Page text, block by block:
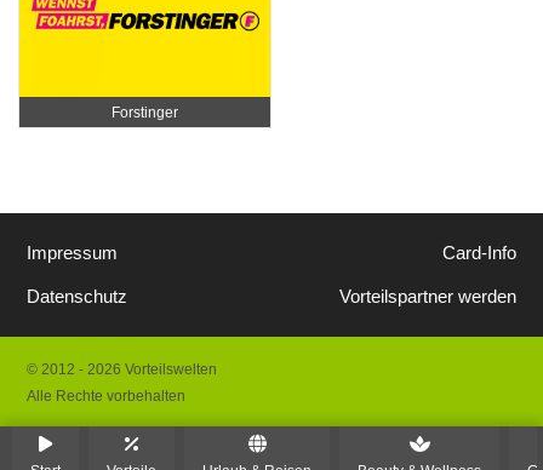
Forstinger
Impressum
Datenschutz
Card-Info
Vorteilspartner werden
© 2012 - 2026 Vorteilswelten
Alle Rechte vorbehalten